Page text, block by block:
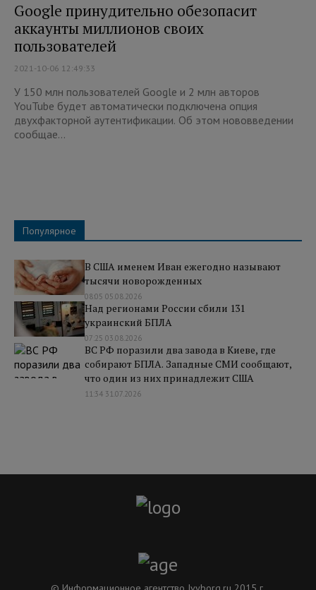
Google принудительно обезопасит
аккаунты миллионов своих
пользователей
2021-10-06 12:49:33
У 150 млн пользователей Google и 2 млн авторов
YouTube будет автоматически подключена опция
двухфакторной аутентификации. Об этом нововведении
сообщае...
Популярное
В США именем Иван ежегодно называют
тысячи новорожденных
08:05 05.08.2026
Над регионами России сбили 131
украинский БПЛА
07:25 03.08.2026
ВС РФ поразили два завода в Киеве, где
собирают БПЛА. Западные СМИ сообщают,
что один из них принадлежит США
11:34 31.07.2026